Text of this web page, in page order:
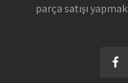
parça satışı